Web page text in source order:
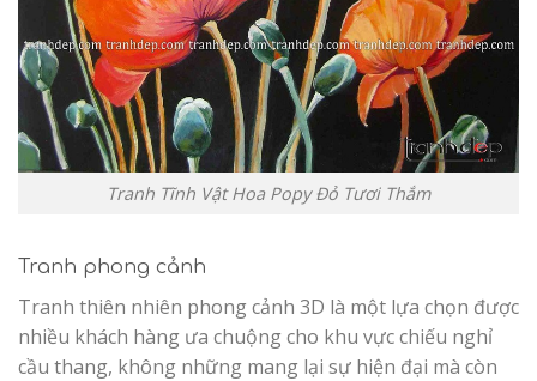
Tranh Tĩnh Vật Hoa Popy Đỏ Tươi Thắm
Tranh phong cảnh
Tranh thiên nhiên phong cảnh 3D là một lựa chọn được
nhiều khách hàng ưa chuộng cho khu vực chiếu nghỉ
cầu thang, không những mang lại sự hiện đại mà còn